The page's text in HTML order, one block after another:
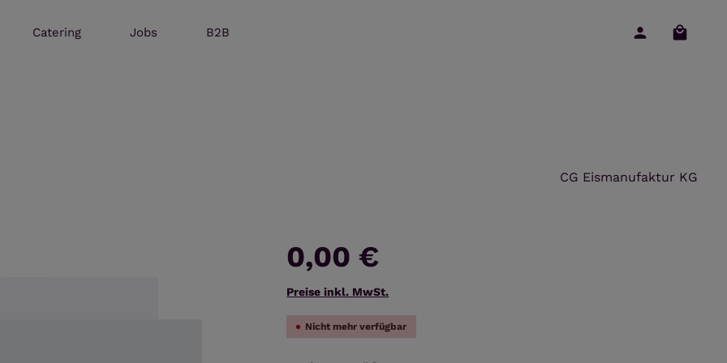
Catering Jobs B2B
CG Eismanufaktur KG
0,00 €
Preise inkl. MwSt.
Nicht mehr verfügbar